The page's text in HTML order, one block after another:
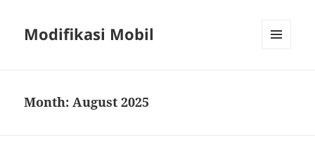
Modifikasi Mobil
Month:August 2025